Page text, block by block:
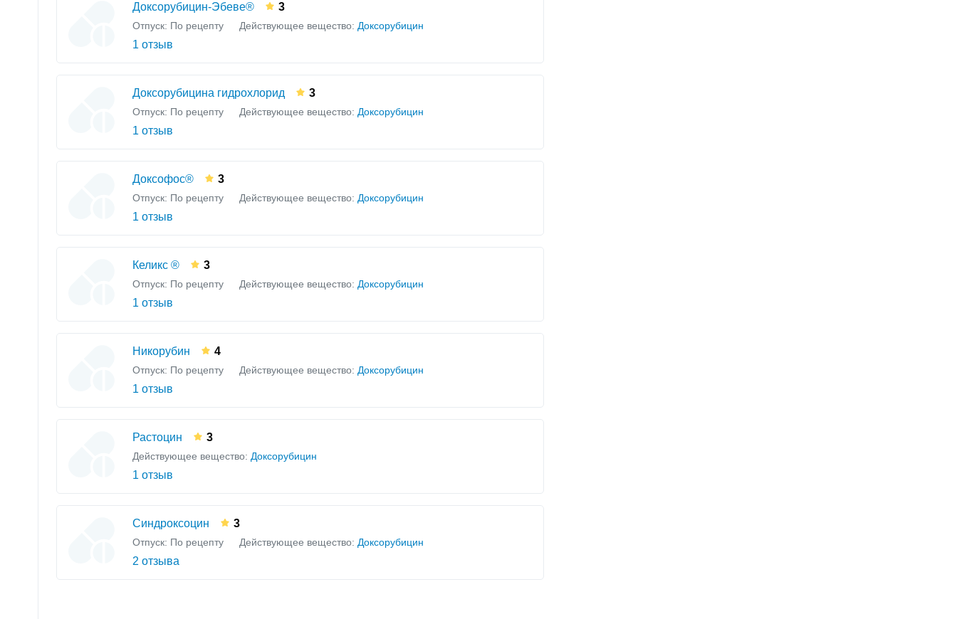
Доксорубицин-Эбеве® 3
Отпуск: По рецепту Действующее вещество: Доксорубицин
1 отзыв
Доксорубицина гидрохлорид 3
Отпуск: По рецепту Действующее вещество: Доксорубицин
1 отзыв
Доксофос® 3
Отпуск: По рецепту Действующее вещество: Доксорубицин
1 отзыв
Келикс ® 3
Отпуск: По рецепту Действующее вещество: Доксорубицин
1 отзыв
Никорубин 4
Отпуск: По рецепту Действующее вещество: Доксорубицин
1 отзыв
Растоцин 3
Действующее вещество: Доксорубицин
1 отзыв
Синдроксоцин 3
Отпуск: По рецепту Действующее вещество: Доксорубицин
2 отзыва